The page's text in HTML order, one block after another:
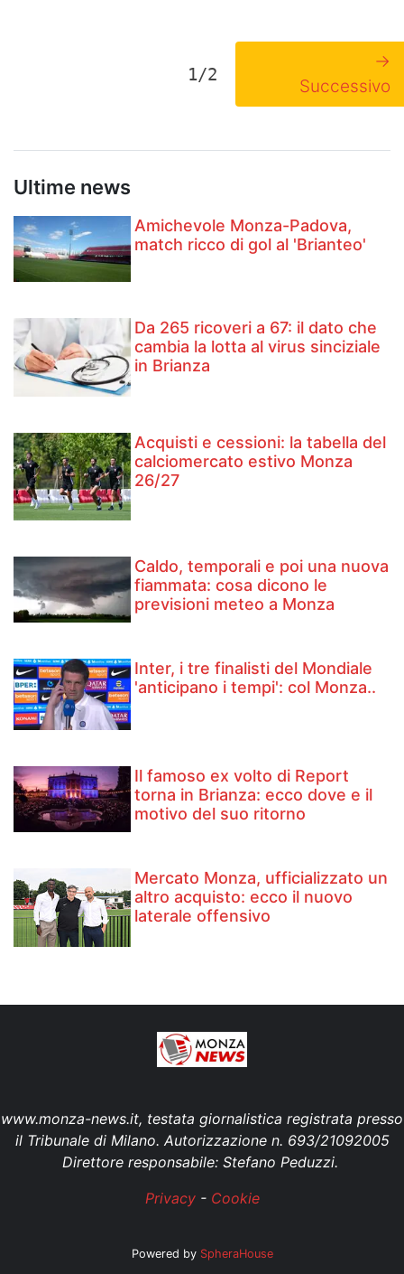
1/2
→
Successivo
Ultime news
Amichevole Monza-Padova,
match ricco di gol al 'Brianteo'
Da 265 ricoveri a 67: il dato che
cambia la lotta al virus sinciziale
in Brianza
Acquisti e cessioni: la tabella del
calciomercato estivo Monza
26/27
Caldo, temporali e poi una nuova
fiammata: cosa dicono le
previsioni meteo a Monza
Inter, i tre finalisti del Mondiale
'anticipano i tempi': col Monza..
Il famoso ex volto di Report
torna in Brianza: ecco dove e il
motivo del suo ritorno
Mercato Monza, ufficializzato un
altro acquisto: ecco il nuovo
laterale offensivo
www.monza-news.it, testata giornalistica registrata presso
il Tribunale di Milano. Autorizzazione n. 693/21092005
Direttore responsabile: Stefano Peduzzi.
Privacy- Cookie
Powered by SpheraHouse